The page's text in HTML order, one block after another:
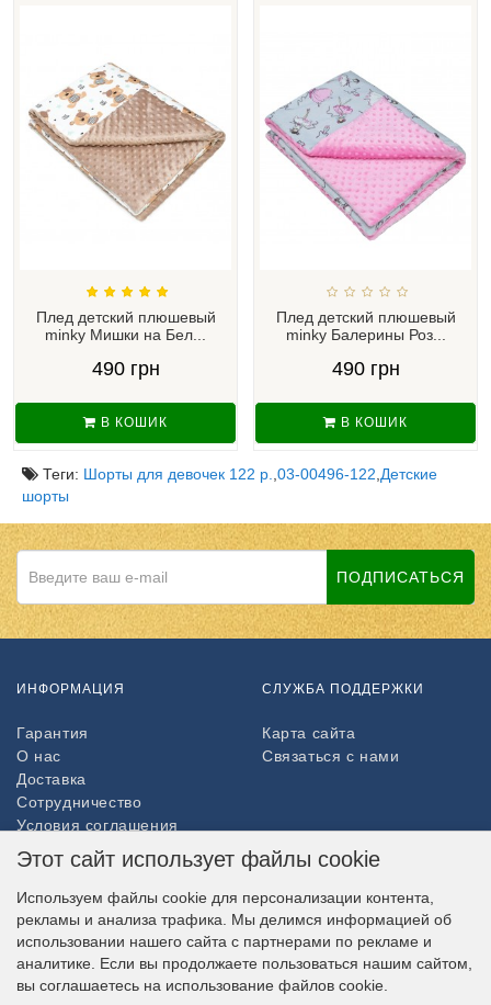
Плед детский плюшевый
minky Мишки на Бел...
490 грн
В КОШИК
Плед детский плюшевый
minky Балерины Роз...
490 грн
В КОШИК
Теги: Шорты для девочек 122 р. 03-00496-122 Детские
шорты
ПОДПИСАТЬСЯ
ИНФОРМАЦИЯ
Гарантия
О нас
Доставка
Сотрудничество
Условия соглашения
Возврат товара
СЛУЖБА ПОДДЕРЖКИ
Карта сайта
Связаться с нами
Партнёры
НАШ МАГАЗИН В СОЦСЕТЯХ
Этот сайт использует файлы cookie
Используем файлы cookie для персонализации контента,
рекламы и анализа трафика. Мы делимся информацией об
использовании нашего сайта с партнерами по рекламе и
аналитике. Если вы продолжаете пользоваться нашим сайтом,
вы соглашаетесь на использование файлов cookie.